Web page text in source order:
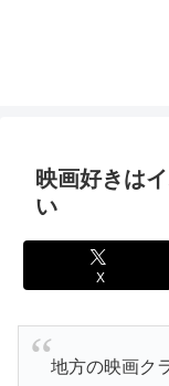
映画好きは
い
X
地方の映画ク